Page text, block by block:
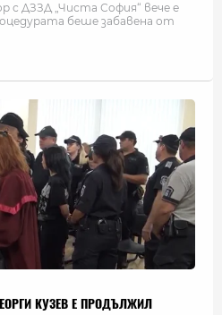
ДЗЗД „Чиста София“ вече е
беше забавена от
КУЗЕВ Е ПРОДЪЛЖИЛ